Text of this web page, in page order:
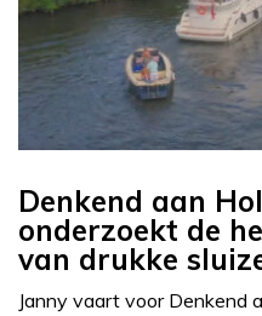
Denkend aan
onderzoekt de
van drukke
Janny vaart voor Denkend